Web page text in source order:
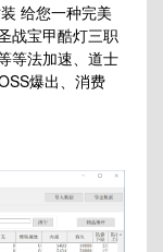
给您一种完美
战宝甲酷灯三职
等法加速、道士
爆出、消费